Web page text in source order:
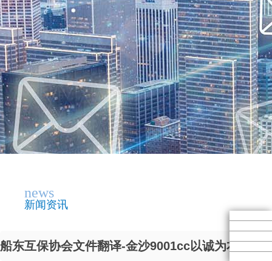
news
新闻资讯
船东互保协会文件翻译-金沙9001cc以诚为本